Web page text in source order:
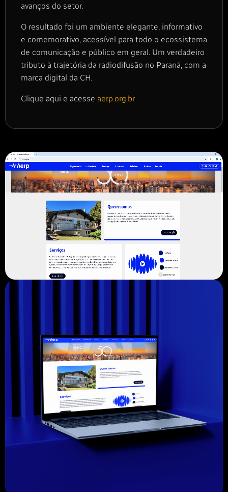
avanços do setor.
O resultado foi um ambiente elegante, informativo
e comemorativo, acessível para todo o ecossistema
de comunicação e público em geral. Um verdadeiro
tributo à trajetória da radiodifusão no Paraná, com a
marca digital da CH.
Clique aqui e acesse aerp.org.br